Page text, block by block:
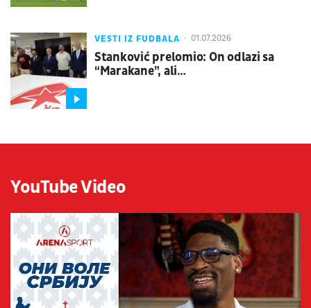
VESTI IZ FUDBALA 01.07.2026
Stanković prelomio: On odlazi sa
“Marakane”, ali…
YouTube Video